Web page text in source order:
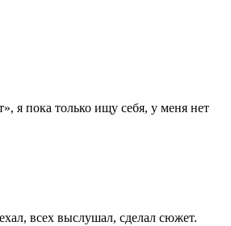
я пока только ищу себя, у меня нет
всех выслушал, сделал сюжет.